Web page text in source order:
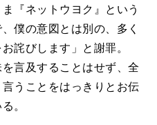
『ネットウヨク』という
僕の意図とは別の、多く
詫びします」と謝罪。
言及することはせず、全
うことをはっきりとお伝
。